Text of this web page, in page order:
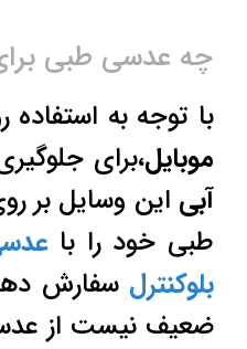
چه عدسی طبی
با توجه به استفاده
موبایل،برای
آبی این وسایل بر
طبی خود را با
بلوکنترل سفارش
ضعیف نیست از